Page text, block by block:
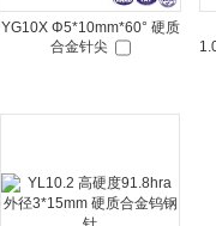
YG10X Φ5*10mm*60° 硬质
合金针尖